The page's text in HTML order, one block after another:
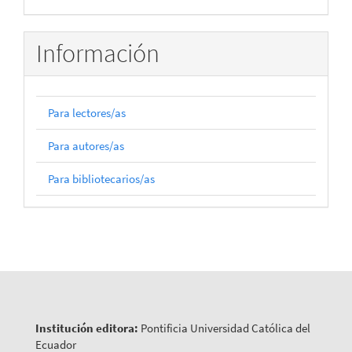
Información
Para lectores/as
Para autores/as
Para bibliotecarios/as
Institución editora: Pontificia Universidad Católica del
Ecuador